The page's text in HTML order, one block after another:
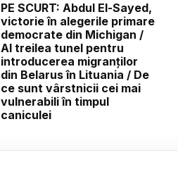
PE SCURT: Abdul El-Sayed,
victorie în alegerile primare
democrate din Michigan /
Al treilea tunel pentru
introducerea migranților
din Belarus în Lituania / De
ce sunt vârstnicii cei mai
vulnerabili în timpul
caniculei